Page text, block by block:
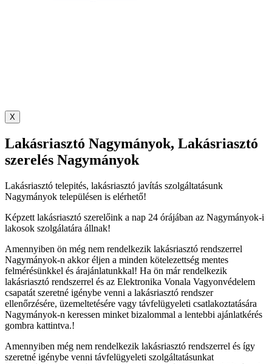
X
Lakásriasztó Nagymányok, Lakásriasztó
szerelés Nagymányok
Lakásriasztó telepités, lakásriasztó javítás szolgáltatásunk
Nagymányok településen is elérhető!
Képzett lakásriasztó szerelőink a nap 24 órájában az Nagymányok-i
lakosok szolgálatára állnak!
Amennyiben ön még nem rendelkezik lakásriasztó rendszerrel
Nagymányok-n akkor éljen a minden kötelezettség mentes
felmérésünkkel és árajánlatunkkal! Ha ön már rendelkezik
lakásriasztó rendszerrel és az Elektronika Vonala Vagyonvédelem
csapatát szeretné igénybe venni a lakásriasztó rendszer
ellenőrzésére, üzemeltetésére vagy távfelügyeleti csatlakoztatására
Nagymányok-n keressen minket bizalommal a lentebbi ajánlatkérés
gombra kattintva.!
Amennyiben még nem rendelkezik lakásriasztó rendszerrel és így
szeretné igénybe venni távfelügyeleti szolgáltatásunkat